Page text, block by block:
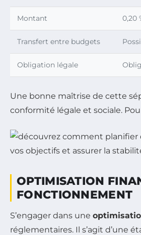
Montant 0,20
Transfert entre budgets
Obligation légale
Une bonne maîtrise de cette
conformité légale et sociale.
OPTIMISATION
FONCTIONNEMENT
S’engager dans une
réglementaires. Il s’agit d’une